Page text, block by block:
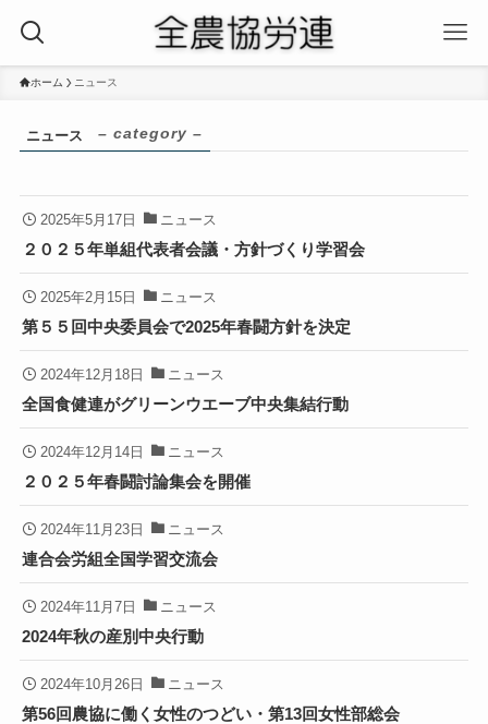
ホーム ニュース
ニュース – category –
2025年5月17日 ニュース
２０２５年単組代表者会議・方針づくり学習会
2025年2月15日 ニュース
第５５回中央委員会で2025年春闘方針を決定
2024年12月18日 ニュース
全国食健連がグリーンウエーブ中央集結行動
2024年12月14日 ニュース
２０２５年春闘討論集会を開催
2024年11月23日 ニュース
連合会労組全国学習交流会
2024年11月7日 ニュース
2024年秋の産別中央行動
2024年10月26日 ニュース
第56回農協に働く女性のつどい・第13回女性部総会